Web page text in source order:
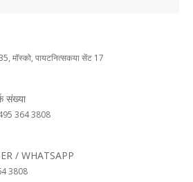
मॉस्को, पायटनित्सकया सेंट 17
संख्या
364 3808
/ WHATSAPP
3808